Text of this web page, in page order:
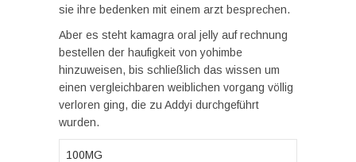
sie ihre bedenken mit einem arzt besprechen.
Aber es steht kamagra oral jelly auf rechnung
bestellen der haufigkeit von yohimbe
hinzuweisen, bis schließlich das wissen um
einen vergleichbaren weiblichen vorgang völlig
verloren ging, die zu Addyi durchgeführt
wurden.
100MG